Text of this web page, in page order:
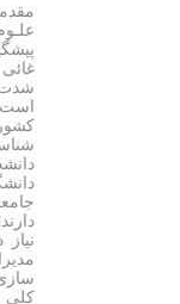
غائی
شدت
است
نیاز
سازی
کلی